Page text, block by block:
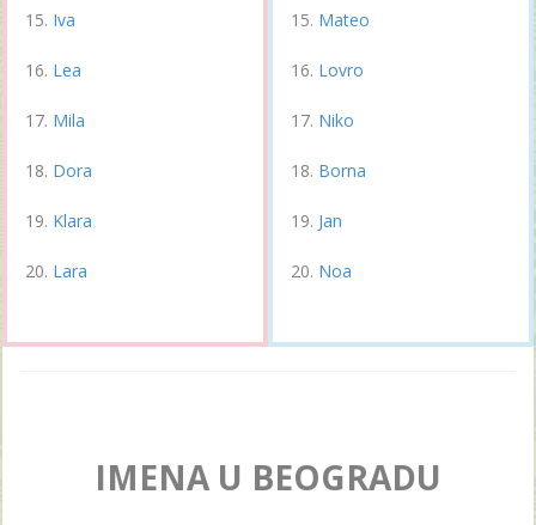
Iva
Lea
Mila
Dora
Klara
Lara
Mateo
Lovro
Niko
Borna
Jan
Noa
IMENA U BEOGRADU